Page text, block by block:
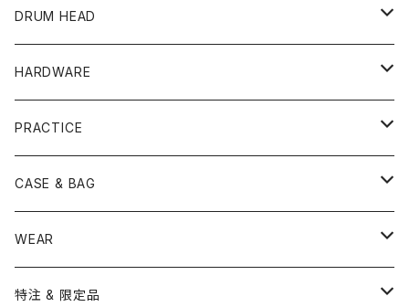
PEARL
USED / Vintage
TAMA
PEARL
BONNEY DRUM JAPAN
CYMBAL
ZILDJIAN
SABIAN
ACCESSORY
MUTE
BEATER
STICK
DRUM STICK
MARCHING STICK
ELECTRICK DRUM
CONGA
BONGO
TABLA BONGO
DJEMBE
DARBUKA
PANDEIRO
TAMBORIM
CONCERT SNARE
CONCERT CYMBAL
PAIR CYMBAL
SUSPENDED CYMBAL
小物楽器
TAMBORIN
TRAIANGLE
STICK
MALLET
MARIMBA
楽譜
DRUM HEAD
SNARE HEAD
REMO
EVANS
TOM HEAD
6" HEAD
8" HEAD
BASS DRUM HEAD
18" HEAD
20" HEAD
OTHER HEAD
HARDWARE
Cymbal Stands
Boom Stand
Straight Stand
Snare Stands
Hi-Hat Stands
Drum Pedals
PRACTICE
CYMBAL
PAD
BOOK ＆ MOVIE
CASE & BAG
STICK BAG
Link of Happiness
CYMBAL CASE
WEAR
BURR FINE COFFEE
特注 & 限定品